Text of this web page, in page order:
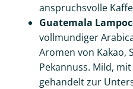
anspruchsvolle
Guatemala
vollmundiger
Aromen von Kakao,
Pekannuss. Mild,
gehandelt zur